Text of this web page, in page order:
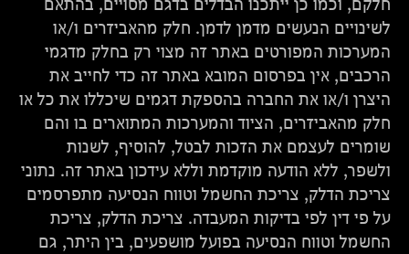
לשינויים הנעשים מדמן לדמן. חלק מהאביזרים ו/או
המערכות המפורטים באתר זה מצוי רק בחלק מדגמי
הרכבים, אין בפרסום המובא באתר זה כדי לחייב את
היצרן ו/או את החברה בהספקת דגמים שיכללו את כל או
חלק מהאביזרים, הציוד והמערכות המתוארים בו והם
שומרים לעצמם את הזכות לבטל, להוסיף, לשנות
ולשפר, ללא הודעה מוקדמת וללא עידכון באתר זה. נתוני
צריכת הדלק, צריכת החשמל וטווח הנסיעה מתפרסמים
על פי דין לפי בדיקות המעבדה. צריכת הדלק, צריכת
החשמל וטווח הנסיעה בפועל מושפעים, בין היתר, גם